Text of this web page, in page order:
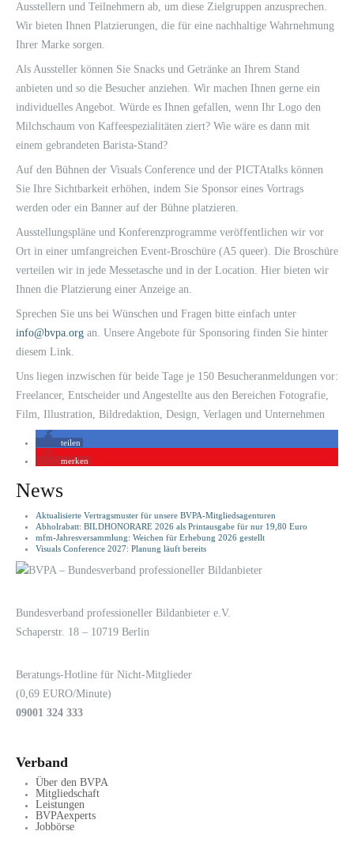
Ausstellern und Teilnehmern ab, um diese Zielgruppen anzusprechen.
Wir bieten Ihnen Platzierungen, die für eine nachhaltige Wahrnehmung
Ihrer Marke sorgen.
Als Aussteller können Sie Snacks und Getränke an Ihrem Stand
anbieten und so die Besucher anziehen. Wir machen Ihnen gerne ein
individuelles Angebot. Würde es Ihnen gefallen, wenn Ihr Logo den
Milchschaum von Kaffeespezialitäten ziert? Wie wäre es dann mit
einem gebrandeten Barista-Stand?
Auf den Bühnen der Visuals Conference und der PICTAtalks können
Sie Ihre Sichtbarkeit erhöhen, indem Sie Sponsor eines Vortrags
werden oder ein Banner auf der Bühne platzieren.
Ausstellungspläne und Konferenzprogramme veröffentlichen wir vor
Ort in einer umfangreichen Event-Broschüre (A5 queer). Die Broschüre
verteilen wir in jede Messetasche und in der Location. Hier bieten wir
Ihnen die Platzierung einer Anzeige an.
Sprechen Sie uns bei Wünschen und Fragen bitte einfach unter
info@bvpa.org an. Unsere Angebote für Sponsoring finden Sie hinter
diesem Link.
Uns liegen inzwischen für beide Tage je 150 Besucheranmeldungen vor:
Freelancer, Entscheider und Angestellte aus den Bereichen Fotografie,
Film, Illustration, Bildredaktion, Design, Verlagen und Unternehmen
teilen
merken
News
Aktualisierte Vertragsmuster für unsere BVPA-Mitgliedsagenturen
Abholrabatt: BILDHONORARE 2026 als Printausgabe für nur 19,80 Euro
mfm-Jahresversammlung: Weichen für Erhebung 2026 gestellt
Visuals Conference 2027: Planung läuft bereits
Bundesverband professioneller Bildanbieter e.V.
Schaperstr. 18 – 10719 Berlin
Beratungs-Hotline für Nicht-Mitglieder
(0,69 EURO/Minute)
09001 324 333
Verband
Über den BVPA
Mitgliedschaft
Leistungen
BVPAexperts
Jobbörse